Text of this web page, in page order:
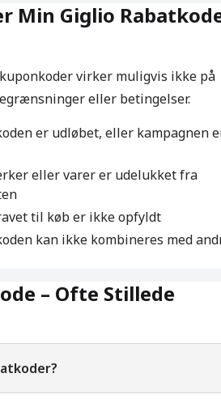
Min Giglio
virker muligvis ikke på
eller betingelser.
er udløbet, eller kampagnen
eller varer er udelukket fra
til køb er ikke opfyldt
kan ikke kombineres med
– Ofte Stillede